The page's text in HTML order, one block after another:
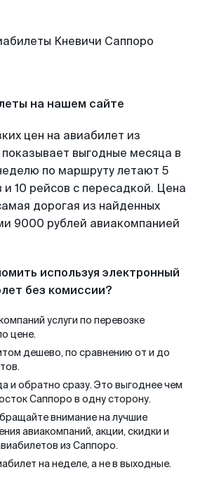
на нашем сайте
цен на авиабилет из
выгодные месяца в
по маршруту летают 5
и 10 рейсов с пересадкой. Цена
дорогая из найденных
9000 рублей авиакомпанией
используя электронный
без комиссии?
услуги по перевозке
цене.
дешево, по сравнению от и до
и обратно сразу. Это выгоднее чем
Саппоро в одну сторону.
внимание на лучшие
авиакомпаний, акции, скидки и
из Саппоро.
на неделе, а не в выходные.